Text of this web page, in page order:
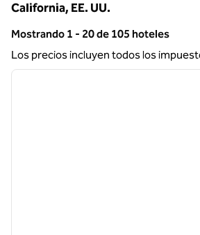
California, EE. UU.
Mostrando 1 - 20 de 105 hoteles
Mostrando 105 hotel
Los precios incluyen todos los
1 de 12